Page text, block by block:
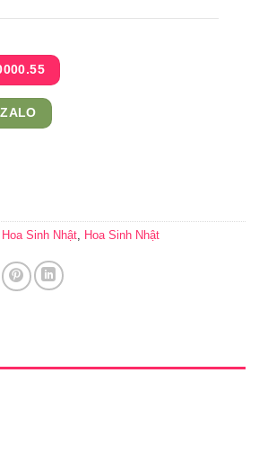
Sinh Nhật, Hoa Sinh Nhật